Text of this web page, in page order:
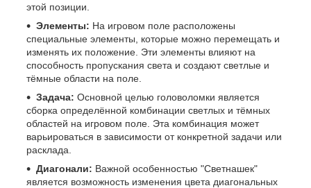
этой позиции.
Элементы: На игровом поле расположены
специальные элементы, которые можно перемещать и
изменять их положение. Эти элементы влияют на
способность пропускания света и создают светлые и
тёмные области на поле.
Задача: Основной целью головоломки является
сборка определённой комбинации светлых и тёмных
областей на игровом поле. Эта комбинация может
варьироваться в зависимости от конкретной задачи или
расклада.
Диагонали: Важной особенностью "Светнашек"
является возможность изменения цвета диагональных